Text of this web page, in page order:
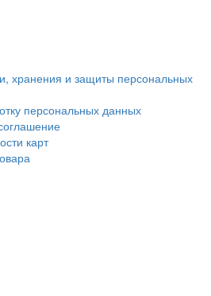
хранения и защиты персональных
персональных данных
карт